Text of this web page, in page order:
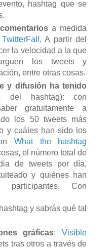
hashtag que se
a medida
TwitterFall . A partir del
la velocidad a la que
los tweets y
entre otras cosas.
y difusión ha tenido
del hashtag): con
gratuitamente a
los 50 tweets más
y cuáles han sido los
What the hashtag
el número total de
de tweets por día,
y quiénes han
Con
y sabrás qué tal
gráficas:Visible
tras otros a través de